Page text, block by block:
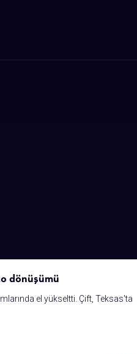
dönüşümü
el yükseltti. Çift, Teksas'ta